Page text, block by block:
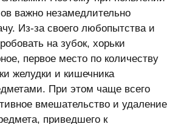
важно незамедлительно
Из-за своего любопытства и
на зубок, хорьки
первое место по количеству
желудки и кишечника
При этом чаще всего
вмешательство и удаление
приведшего к